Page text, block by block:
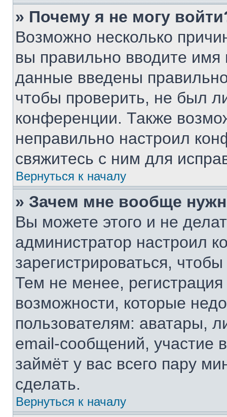
» Почему я не могу
Возможно несколько
вы правильно вводите имя
данные введены
чтобы проверить, не был
конференции. Также
неправильно настроил
свяжитесь с ним для
Вернуться к началу
» Зачем мне вообще
Вы можете этого и не
администратор настроил
зарегистрироваться,
Тем не менее,
возможности, которые
пользователям: аватары,
email-сообщений, участие
займёт у вас всего пару
сделать.
Вернуться к началу